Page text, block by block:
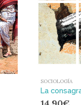
SOCIOLOGÍA